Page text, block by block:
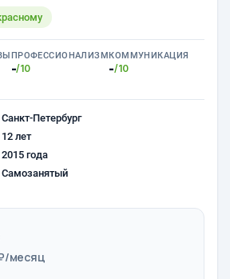
ПРОФЕССИОНАЛИЗМ
-/10
КОММУНИКАЦИЯ
-/10
Санкт-Петербург
12 лет
2015 года
Самозанятый
месяц